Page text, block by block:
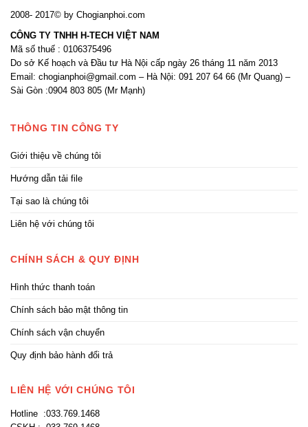
2008- 2017© by Chogianphoi.com
CÔNG TY TNHH H-TECH VIỆT NAM
Mã số thuế : 0106375496
Do sở Kế hoạch và Đầu tư Hà Nội cấp ngày 26 tháng 11 năm 2013
Email: chogianphoi@gmail.com – Hà Nội: 091 207 64 66 (Mr Quang) –
Sài Gòn :0904 803 805 (Mr Mạnh)
THÔNG TIN CÔNG TY
Giới thiệu về chúng tôi
Hướng dẫn tải file
Tại sao là chúng tôi
Liên hệ với chúng tôi
CHÍNH SÁCH & QUY ĐỊNH
Hình thức thanh toán
Chính sách bảo mật thông tin
Chính sách vận chuyển
Quy định bảo hành đổi trả
LIÊN HỆ VỚI CHÚNG TÔI
Hotline :033.769.1468